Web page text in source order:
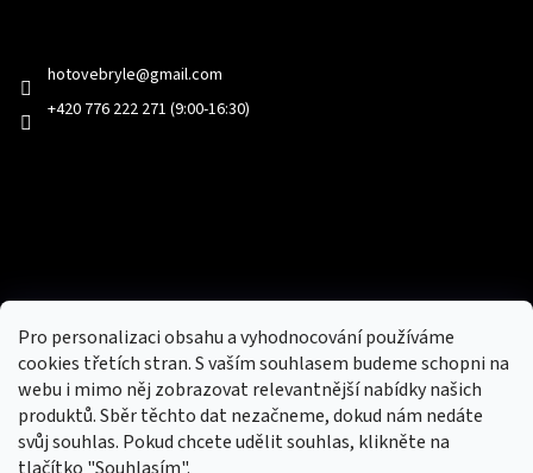
Pro personalizaci obsahu a vyhodnocování používáme
cookies třetích stran. S vaším souhlasem budeme schopni na
webu i mimo něj zobrazovat relevantnější nabídky našich
produktů. Sběr těchto dat nezačneme, dokud nám nedáte
svůj souhlas. Pokud chcete udělit souhlas, klikněte na
hotovebryle@gmail.com
+420 776 222 271 (9:00-16:30)